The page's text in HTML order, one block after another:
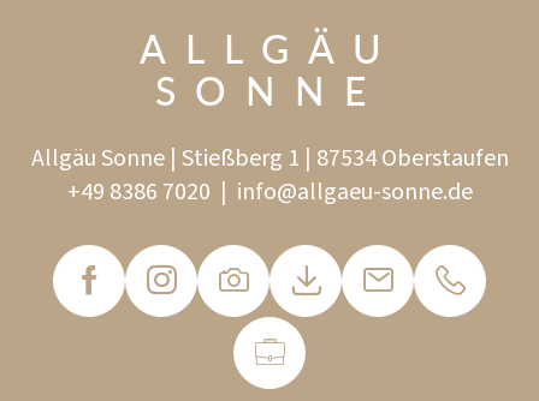
ALLGÄU
SONNE
Allgäu Sonne | Stießberg 1 | 87534 Oberstaufen
+49 8386 7020 | info@allgaeu-sonne.de